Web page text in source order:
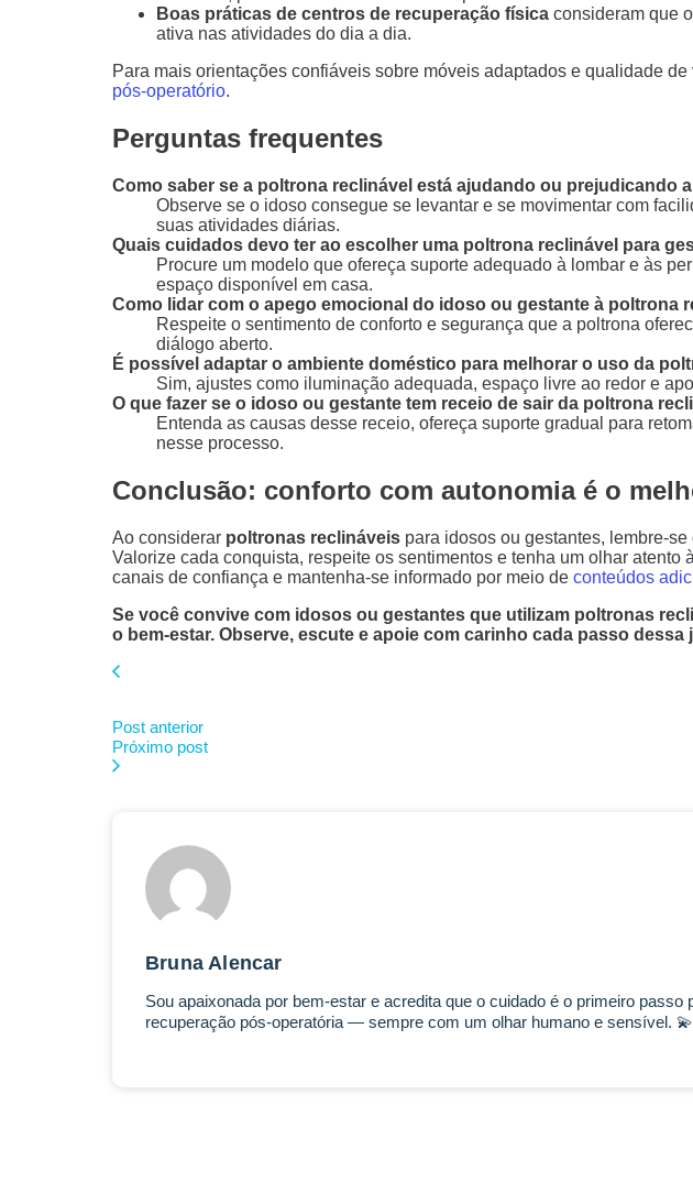
Boas práticas de centros de recuperação física consideram que
ativa nas atividades do dia a dia.
Para mais orientações confiáveis sobre móveis adaptados e qualidade
pós-operatório.
Perguntas frequentes
Como saber se a poltrona reclinável está ajudando ou prejudicando
Observe se o idoso consegue se levantar e se movimentar com
suas atividades diárias.
Quais cuidados devo ter ao escolher uma poltrona reclinável para
Procure um modelo que ofereça suporte adequado à lombar e às
espaço disponível em casa.
Como lidar com o apego emocional do idoso ou gestante à poltrona
Respeite o sentimento de conforto e segurança que a poltrona
diálogo aberto.
É possível adaptar o ambiente doméstico para melhorar o uso da
Sim, ajustes como iluminação adequada, espaço livre ao redor e
O que fazer se o idoso ou gestante tem receio de sair da poltrona
Entenda as causas desse receio, ofereça suporte gradual para
nesse processo.
Conclusão: conforto com autonomia é o
Ao considerar poltronas reclináveis para idosos ou gestantes, lembre-
Valorize cada conquista, respeite os sentimentos e tenha um olhar
canais de confiança e mantenha-se informado por meio de conteúdos
Se você convive com idosos ou gestantes que utilizam poltronas
o bem-estar. Observe, escute e apoie com carinho cada passo dessa
Post anterior
Próximo post
Bruna Alencar
Sou apaixonada por bem-estar e acredita que o cuidado é o primeiro
recuperação pós-operatória — sempre com um olhar humano e sensível.